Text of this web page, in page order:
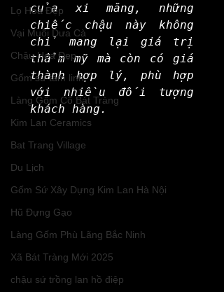
Lọ Hoa Đẹp
Vại Muối Dưa Cà
Chậu Hoa Đẹp
Gốm sứ tâm linh
Làng Gốm Cổ Bát Tràng
Kim Lan Ceramics
Bat Trang Village
Du Lịch
Gốm Sứ Xây Dựng Kim Lan Hà Nội
Hũ Đựng Gạo
Làng Gốm Phù Lãng Bắc Ninh
Xã Bát Tràng Mới 2025
chậu sứ trồng lan hồ điệp
của xi măng, những
chiếc chậu này không
chỉ mang lại giá trị
thẩm mỹ mà còn có giá
thành hợp lý, phù hợp
với nhiều đối tượng
khách hàng.